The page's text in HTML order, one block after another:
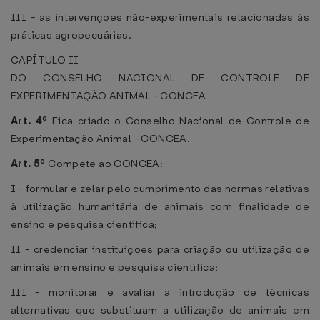
III - as intervenções não-experimentais relacionadas às
práticas agropecuárias.
CAPÍTULO II
DO CONSELHO NACIONAL DE CONTROLE DE
EXPERIMENTAÇÃO ANIMAL - CONCEA
Art. 4º Fica criado o Conselho Nacional de Controle de
Experimentação Animal - CONCEA.
Art. 5º Compete ao CONCEA:
I - formular e zelar pelo cumprimento das normas relativas
à utilização humanitária de animais com finalidade de
ensino e pesquisa científica;
II - credenciar instituições para criação ou utilização de
animais em ensino e pesquisa científica;
III - monitorar e avaliar a introdução de técnicas
alternativas que substituam a utilização de animais em